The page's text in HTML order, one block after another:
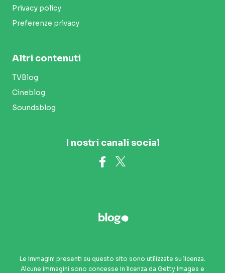
Privacy policy
Preferenze privacy
Altri contenuti
TVBlog
Cineblog
Soundsblog
I nostri canali social
Le immagini presenti su questo sito sono utilizzate su licenza.
Alcune immagini sono concesse in licenza da Getty Images e